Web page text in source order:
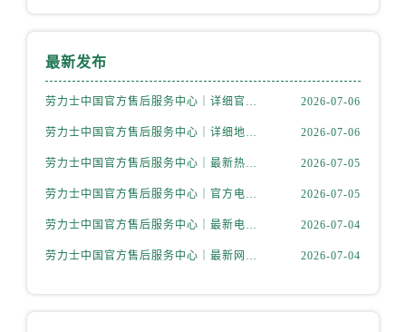
安徽省黄山市屯溪区黄山西路劳力士售后服务中心（需提前预约）
福建省三明市三元区东乾二路劳力士售后服务中心（需提前预约）
最新发布
劳力士中国官方售后服务中心｜详细官方热线及维修地址权威信息通知（2026年7月最新） 2026-07-06
劳力士中国官方售后服务中心｜详细地址及售后服务电话权威信息通知（2026年7月最新） 2026-07-06
劳力士中国官方售后服务中心｜最新热线和详细网点地址权威信息通告（2026年7月最新） 2026-07-05
劳力士中国官方售后服务中心｜官方电话和完整维修地址权威信息通知（2026年7月最新） 2026-07-05
劳力士中国官方售后服务中心｜最新电话和详细维修地址权威信息通告（2026年7月最新） 2026-07-04
劳力士中国官方售后服务中心｜最新网点地址及电话权威信息声明（2026年7月最新） 2026-07-04